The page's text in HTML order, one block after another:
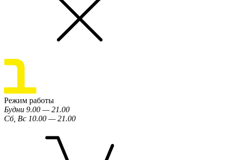
Режим работы
Будни 9.00 — 21.00
Сб, Вс 10.00 — 21.00